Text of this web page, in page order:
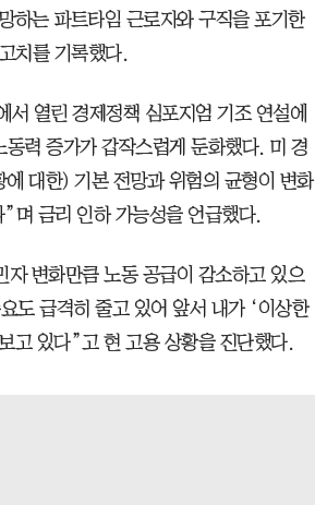
하는 파트타임 근로자와 구직을 포기한
치를 기록했다.
서 열린 경제정책 심포지엄 기조 연설에
력 증가가 갑작스럽게 둔화했다. 미 경
대한) 기본 전망과 위험의 균형이 변화
며 금리 인하 가능성을 언급했다.
변화만큼 노동 공급이 감소하고 있으
도 급격히 줄고 있어 앞서 내가 ‘이상한
고 있다”고 현 고용 상황을 진단했다.